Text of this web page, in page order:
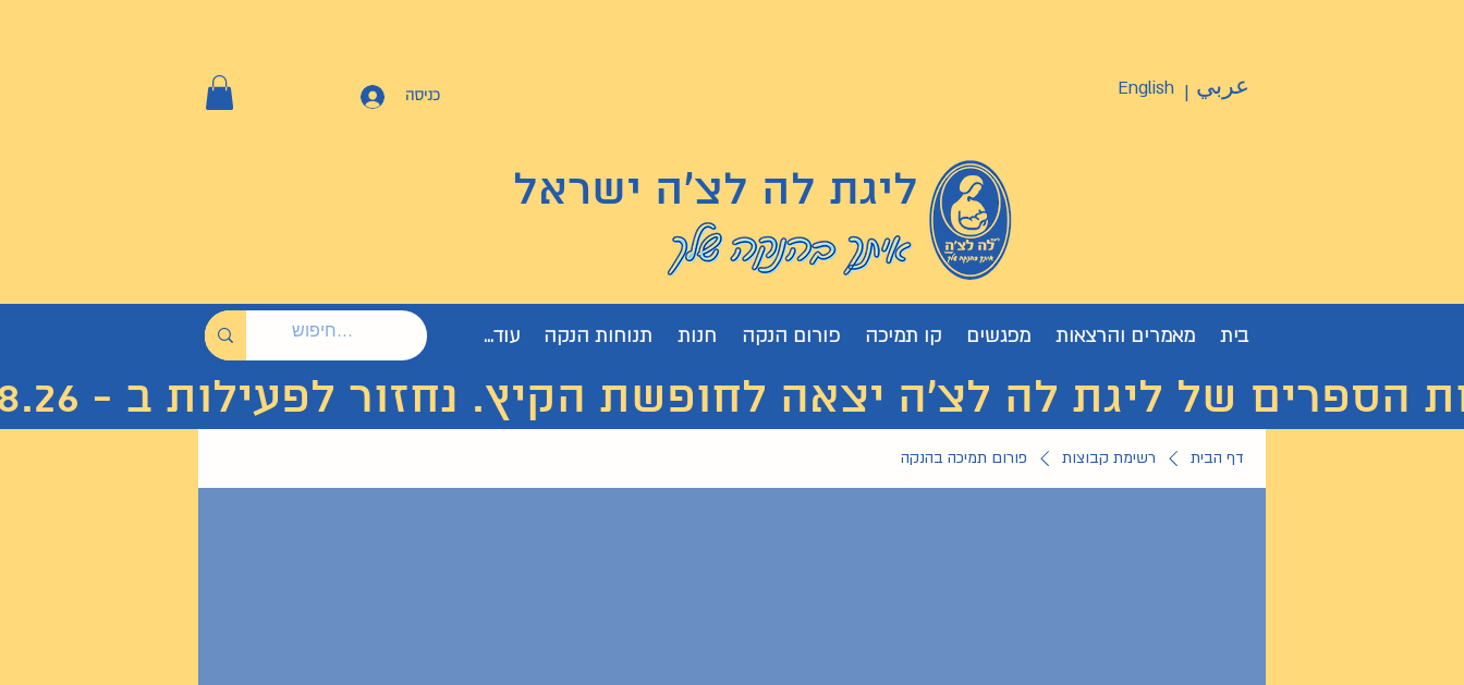
כניסה English عربي |
ליגת לה לצ'ה ישראל
בית מאמרים והרצאות מפגשים קו תמיכה פורום הנקה חנות תנוחות הנקה עוד...
הספרים של ליגת לה לצ'ה יצאה לחופשת הקיץ. נחזור לפעילות ב - 7.8.26
דף הבית רשימת קבוצות פורום תמיכה בהנקה